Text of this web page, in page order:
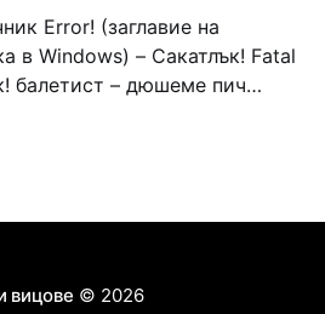
на
Windows) – Сакатлък! Fatal
рахатлък Cancel –
дявола – дур базик шаркан бабана сакатлък Двама
вицове © 2026